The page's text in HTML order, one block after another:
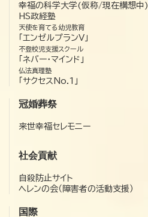
幸福の科学大学(仮称/現在構想中)
HS政経塾
天使を育てる幼児教育
「エンゼルプランV」
不登校児支援スクール
「ネバー・マインド」
仏法真理塾
「サクセスNo.1」
冠婚葬祭
来世幸福セレモニー
社会貢献
自殺防止サイト
ヘレンの会（障害者の活動支援）
国際